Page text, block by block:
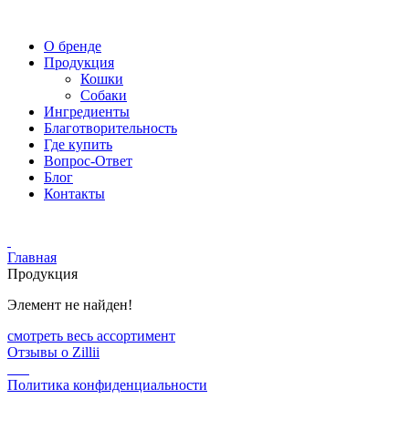
О бренде
Продукция
Кошки
Собаки
Ингредиенты
Благотворительность
Где купить
Вопрос-Ответ
Блог
Контакты
Главная
Продукция
Элемент не найден!
смотреть весь ассортимент
Отзывы о Zillii
Политика конфиденциальности